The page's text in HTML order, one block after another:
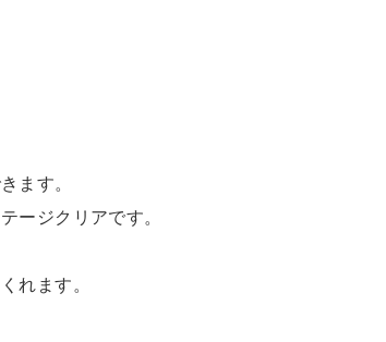
ます。
ージクリアです。
れます。